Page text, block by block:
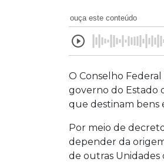
ouça este conteúdo
O Conselho
governo do Estado
que destinam bens
Por meio de
depender da
de outras Unidades